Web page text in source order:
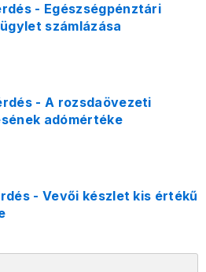
- Egészségpénztári
számlázása
- A rozsdaövezeti
adómértéke
- Vevői készlet kis értékű